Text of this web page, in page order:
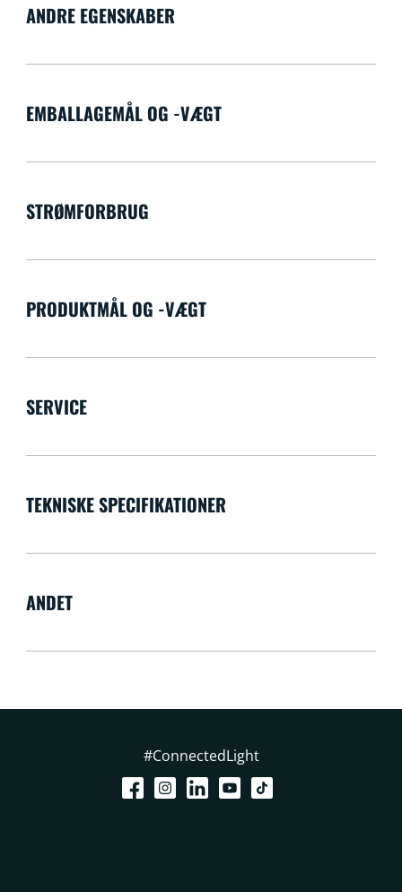
ANDRE EGENSKABER
EMBALLAGEMÅL OG -VÆGT
STRØMFORBRUG
PRODUKTMÅL OG -VÆGT
SERVICE
TEKNISKE SPECIFIKATIONER
ANDET
#ConnectedLight